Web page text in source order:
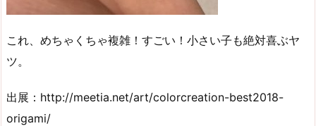
これ、めちゃくちゃ複雑！すごい！小さい子も絶対喜ぶヤ
ツ。
出展：http://meetia.net/art/colorcreation-best2018-
origami/